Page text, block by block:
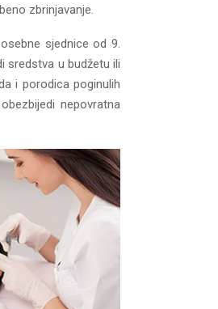
zbrinjavanje.
sjednice od 9.
sredstva u budžetu ili
i porodica poginulih
nepovratna